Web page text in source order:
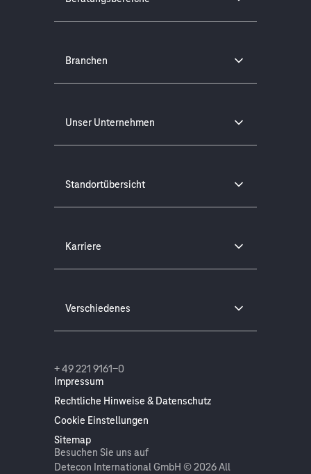
Branchen
Unser Unternehmen
Standortübersicht
Karriere
Verschiedenes
Detecon International GmbH © 2026 All
Impressum
Rechtliche Hinweise & Datenschutz
Cookie Einstellungen
Sitemap
+ 49 221 9161-0
Besuchen Sie uns auf